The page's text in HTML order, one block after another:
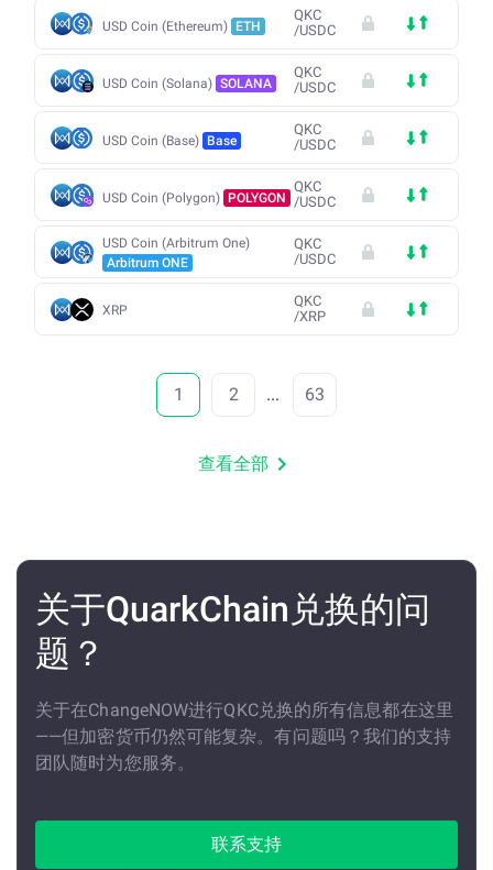
USD Coin (Ethereum) ETH
QKC
/USDC
USD Coin (Solana) SOLANA
QKC
/USDC
USD Coin (Base) Base
QKC
/USDC
USD Coin (Polygon) POLYGON
QKC
/USDC
USD Coin (Arbitrum One)
Arbitrum ONE
QKC
/USDC
XRP
QKC
/XRP
1 2 ... 63
查看全部
关于QuarkChain兑换的问
题？
关于在ChangeNOW进行QKC兑换的所有信息都在这里
——但加密货币仍然可能复杂。有问题吗？我们的支持
团队随时为您服务。
联系支持